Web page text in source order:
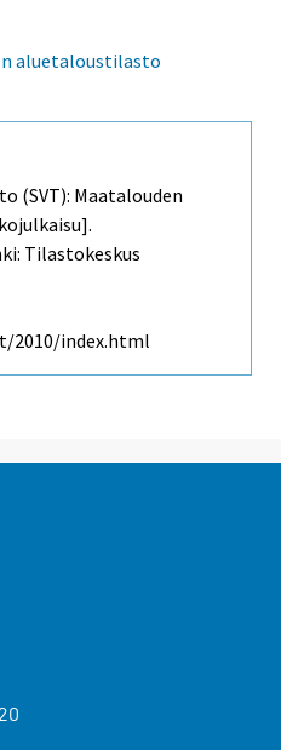
aluetaloustilasto
(SVT): Maatalouden
Tilastokeskus
index.html